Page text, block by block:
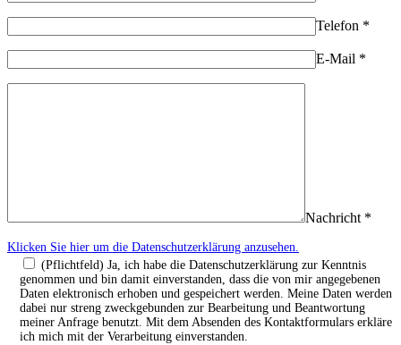
Telefon *
E-Mail *
Nachricht *
Klicken Sie hier um die Datenschutzerklärung anzusehen.
(Pflichtfeld) Ja, ich habe die Datenschutzerklärung zur Kenntnis
genommen und bin damit einverstanden, dass die von mir angegebenen
Daten elektronisch erhoben und gespeichert werden. Meine Daten werden
dabei nur streng zweckgebunden zur Bearbeitung und Beantwortung
meiner Anfrage benutzt. Mit dem Absenden des Kontaktformulars erkläre
ich mich mit der Verarbeitung einverstanden.